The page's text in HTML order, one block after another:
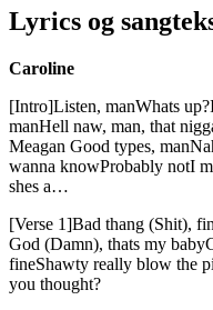
Lyrics og
Caroline
[Intro]Listen, manWhats
manHell naw, man, that
Meagan Good types,
wanna knowProbably notI
shes a…
[Verse 1]Bad thang (Shit),
God (Damn), thats my
fineShawty really blow the
you thought?